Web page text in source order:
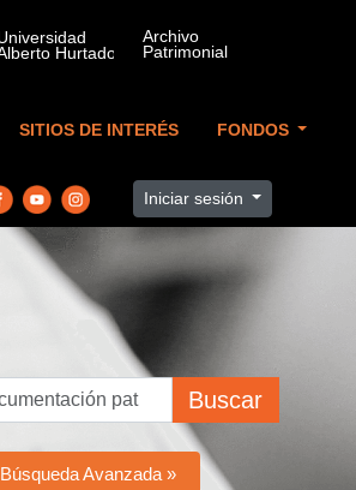
SITIOS DE INTERÉS FONDOS
Iniciar sesión
Buscar
Búsqueda Avanzada »